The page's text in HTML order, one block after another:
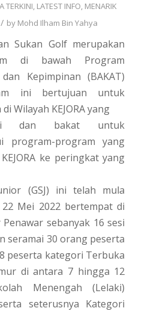
TERKINI, LATEST INFO, MENARIK
/ by Mohd Ilham Bin Yahya
Sukan Golf merupakan
di bawah Program
Kepimpinan (BAKAT)
ini bertujuan untuk
Wilayah KEJORA yang
dan bakat untuk
program-program yang
ke peringkat yang
(GSJ) ini telah mula
Mei 2022 bertempat di
sebanyak 16 sesi
seramai 30 orang peserta
peserta kategori Terbuka
di antara 7 hingga 12
Menengah (Lelaki)
seterusnya Kategori